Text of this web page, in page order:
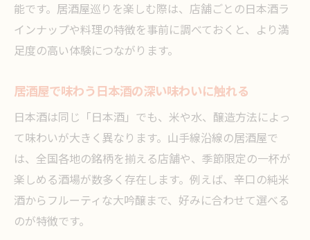
能です。居酒屋巡りを楽しむ際は、店舗ごとの日本酒ラ
インナップや料理の特徴を事前に調べておくと、より満
足度の高い体験につながります。
居酒屋で味わう日本酒の深い味わいに触れる
日本酒は同じ「日本酒」でも、米や水、醸造方法によっ
て味わいが大きく異なります。山手線沿線の居酒屋で
は、全国各地の銘柄を揃える店舗や、季節限定の一杯が
楽しめる酒場が数多く存在します。例えば、辛口の純米
酒からフルーティな大吟醸まで、好みに合わせて選べる
のが特徴です。